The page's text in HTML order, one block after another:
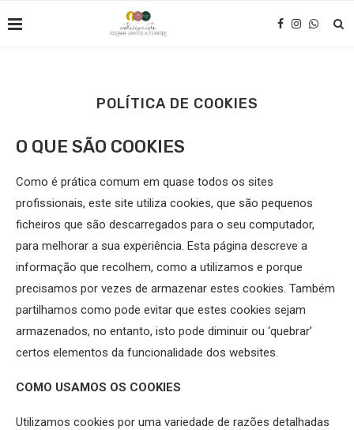
POLÍTICA DE COOKIES
O QUE SÃO COOKIES
Como é prática comum em quase todos os sites
profissionais, este site utiliza cookies, que são pequenos
ficheiros que são descarregados para o seu computador,
para melhorar a sua experiência. Esta página descreve a
informação que recolhem, como a utilizamos e porque
precisamos por vezes de armazenar estes cookies. Também
partilhamos como pode evitar que estes cookies sejam
armazenados, no entanto, isto pode diminuir ou ‘quebrar’
certos elementos da funcionalidade dos websites.
COMO USAMOS OS COOKIES
Utilizamos cookies por uma variedade de razões detalhadas